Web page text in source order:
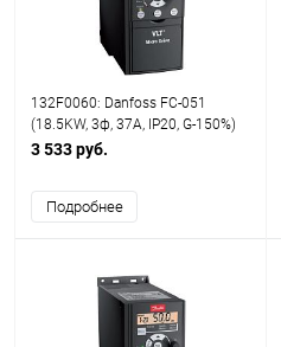
132F0060: Danfoss FC-051
(18.5KW, 3ф, 37A, IP20, G-150%)
3 533 руб.
Подробнее